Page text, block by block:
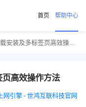
首页 帮助中心
装及多标签页高效操作方法
高效操作方法
网引擎 - 世鸿互联科技官网